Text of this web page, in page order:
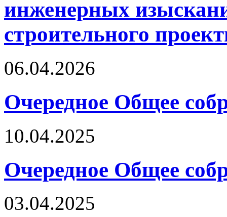
инженерных
строительного
06.04.2026
Очередное Общее
10.04.2025
Очередное Общее
03.04.2025